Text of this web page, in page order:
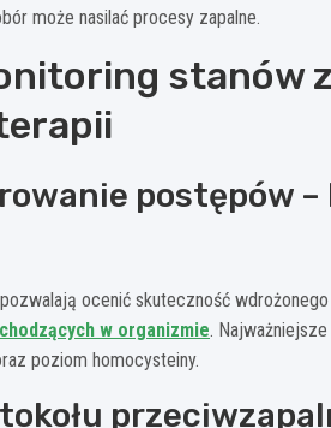
może nasilać procesy zapalne.
stanów
postępów
ocenić skuteczność wdrożonego
w organizmie.
poziom homocysteiny.